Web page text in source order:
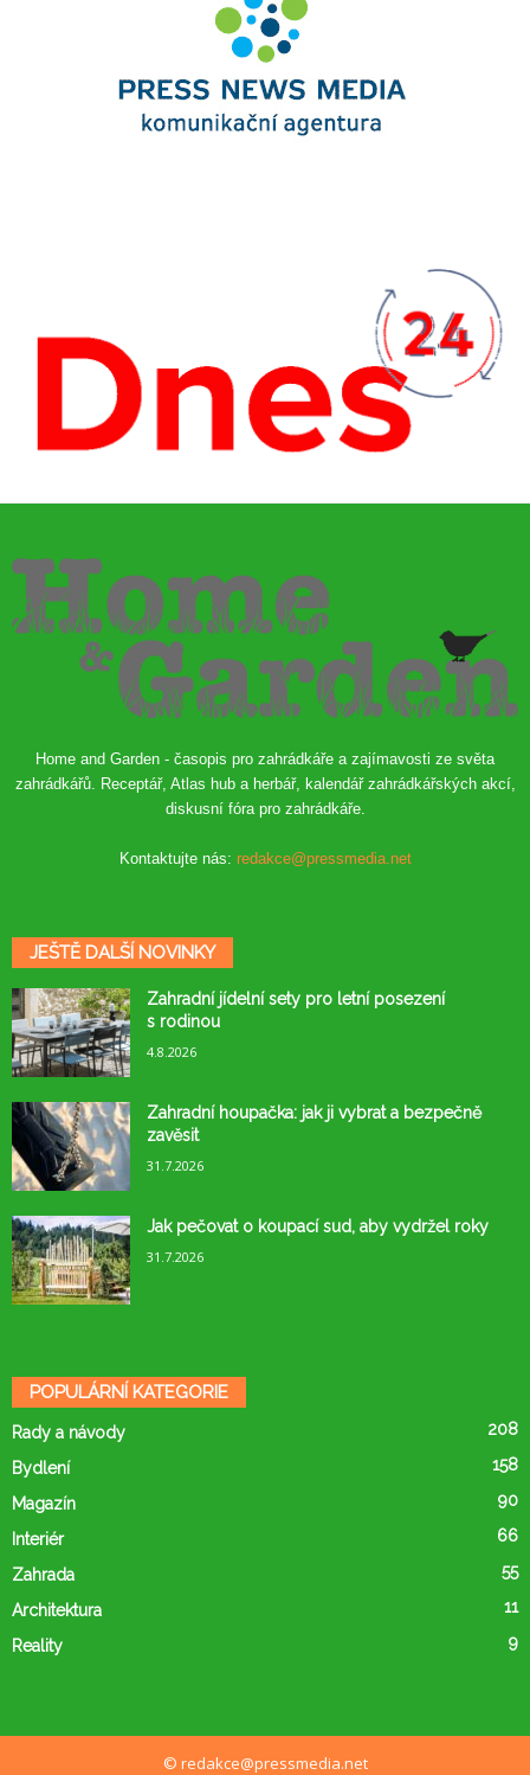
Home and Garden - časopis pro zahrádkáře a zajímavosti ze světa
zahrádkářů. Receptář, Atlas hub a herbář, kalendář zahrádkářských akcí,
diskusní fóra pro zahrádkáře.
Kontaktujte nás: redakce@pressmedia.net
JEŠTĚ DALŠÍ NOVINKY
Zahradní jídelní sety pro letní posezení
s rodinou
4.8.2026
Zahradní houpačka: jak ji vybrat a bezpečně
zavěsit
31.7.2026
Jak pečovat o koupací sud, aby vydržel roky
31.7.2026
POPULÁRNÍ KATEGORIE
Rady a návody 208
Bydlení 158
Magazín 90
Interiér 66
Zahrada 55
Architektura 11
Reality 9
© redakce@pressmedia.net